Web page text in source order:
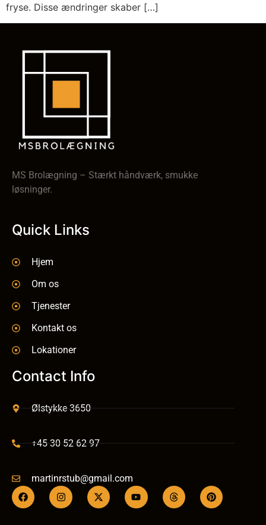
fryse. Disse ændringer skaber […]
MS Brolægning – Stærkt håndværk, smukke
løsninger.
Quick Links
Hjem
Om os
Tjenester
Kontakt os
Lokationer
Contact Info
Ølstykke 3650
+45 30 52 62 97
martinrstub@gmail.com